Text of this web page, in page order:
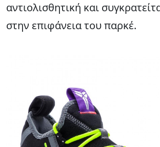
αντιολισθητική και
στην επιφάνεια του παρκέ.